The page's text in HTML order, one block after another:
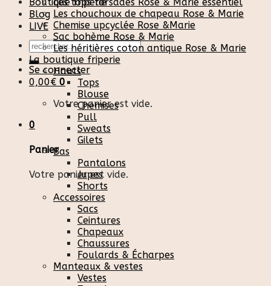
Blog
LIVE
Recherche
pour :
Se connecter
0,00€ 0
Votre panier est vide.
0
Panier
Votre panier est vide.
Les chouchoux de chapeau Rose & Marie
Chemise upcyclée Rose &Marie
Sac bohème Rose & Marie
Les héritières coton antique Rose & Marie
La boutique friperie
Hauts
Tops
Blouse
Chemises
Pull
Sweats
Gilets
Bas
Pantalons
Jupes
Shorts
Accessoires
Sacs
Ceintures
Chapeaux
Chaussures
Foulards & Écharpes
Manteaux & vestes
Vestes